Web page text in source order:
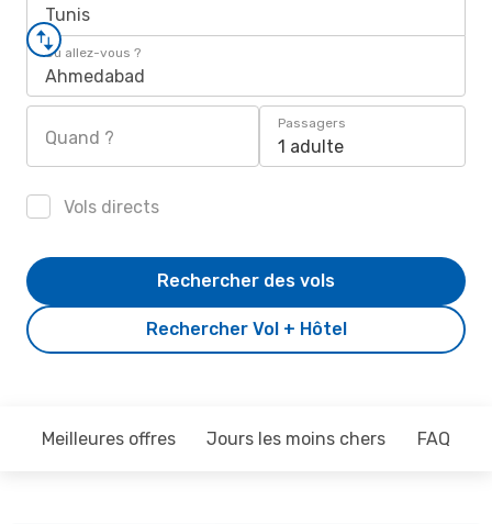
Tunis
Où allez-vous ?
Ahmedabad
Quand ?
Passagers
1 adulte
Vols directs
Rechercher Vol + Hôtel
Rechercher des vols
Meilleures offres Jours les moins chers FAQ